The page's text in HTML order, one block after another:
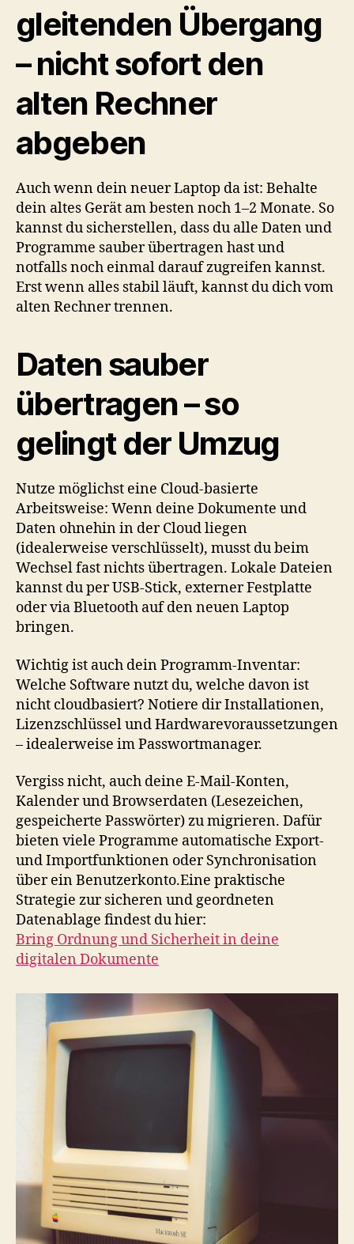
gleitenden Übergang
– nicht sofort den
alten Rechner
abgeben
Auch wenn dein neuer Laptop da ist: Behalte
dein altes Gerät am besten noch 1–2 Monate. So
kannst du sicherstellen, dass du alle Daten und
Programme sauber übertragen hast und
notfalls noch einmal darauf zugreifen kannst.
Erst wenn alles stabil läuft, kannst du dich vom
alten Rechner trennen.
Daten sauber
übertragen – so
gelingt der Umzug
Nutze möglichst eine Cloud-basierte
Arbeitsweise: Wenn deine Dokumente und
Daten ohnehin in der Cloud liegen
(idealerweise verschlüsselt), musst du beim
Wechsel fast nichts übertragen. Lokale Dateien
kannst du per USB-Stick, externer Festplatte
oder via Bluetooth auf den neuen Laptop
bringen.
Wichtig ist auch dein Programm-Inventar:
Welche Software nutzt du, welche davon ist
nicht cloudbasiert? Notiere dir Installationen,
Lizenzschlüssel und Hardwarevoraussetzungen
– idealerweise im Passwortmanager.
Vergiss nicht, auch deine E-Mail-Konten,
Kalender und Browserdaten (Lesezeichen,
gespeicherte Passwörter) zu migrieren. Dafür
bieten viele Programme automatische Export-
und Importfunktionen oder Synchronisation
über ein Benutzerkonto.Eine praktische
Strategie zur sicheren und geordneten
Datenablage findest du hier:
Bring Ordnung und Sicherheit in deine
digitalen Dokumente